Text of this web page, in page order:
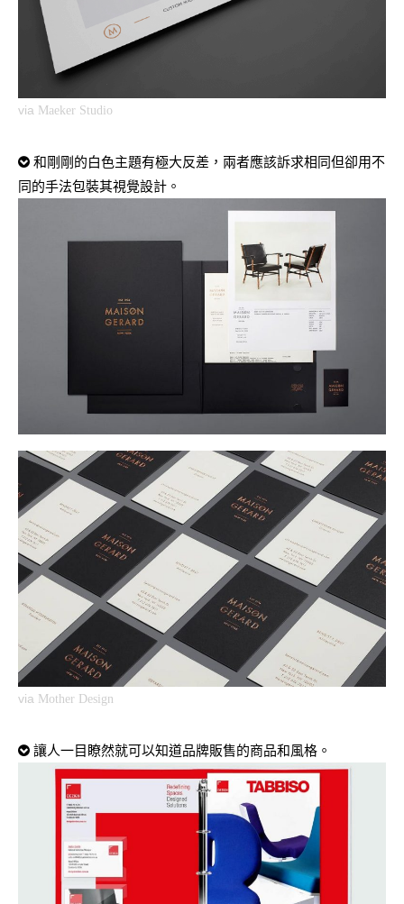
via Maeker Studio
和剛剛的白色主題有極大反差，兩者應該訴求相同但卻用不
同的手法包裝其視覺設計。
via Mother Design
讓人一目瞭然就可以知道品牌販售的商品和風格。